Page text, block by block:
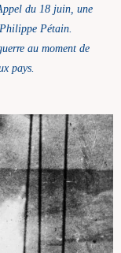
du 18 juin, une
Pétain.
au moment de
pays.